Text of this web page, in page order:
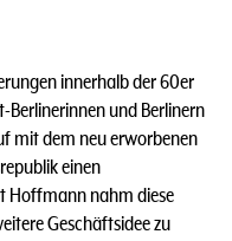
innerhalb der 60er
Berlinerinnen und Berlinern
mit dem neu erworbenen
einen
Hoffmann nahm diese
Geschäftsidee zu